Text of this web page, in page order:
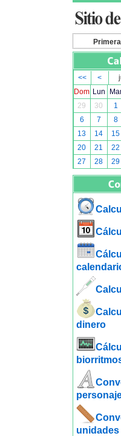
<< <
Dom Lun
29
30 1
6
7 8
13
14 15
20
21 22
27
28 29
dinero
unidades